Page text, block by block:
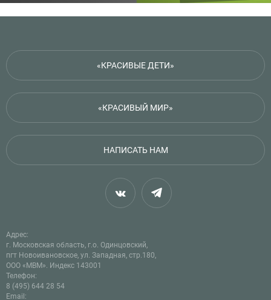
«КРАСИВЫЕ ДЕТИ»
«КРАСИВЫЙ МИР»
НАПИСАТЬ НАМ
Адрес:
г. Московская область, г.о. Одинцовский,
пгт Новоивановское, ул. Западная, стр.180,
ООО «МВМ». Индекс 143001
Телефон:
8 (495) 644 28 54
Email: